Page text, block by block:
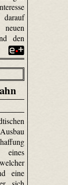
darauf
den
eines
eine